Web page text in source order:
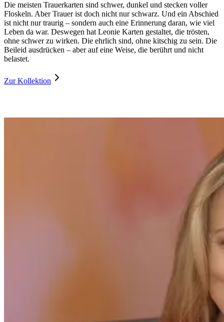
Die meisten Trauerkarten sind schwer, dunkel und stecken voller
Floskeln. Aber Trauer ist doch nicht nur schwarz. Und ein Abschied
ist nicht nur traurig – sondern auch eine Erinnerung daran, wie viel
Leben da war. Deswegen hat Leonie Karten gestaltet, die trösten,
ohne schwer zu wirken. Die ehrlich sind, ohne kitschig zu sein. Die
Beileid ausdrücken – aber auf eine Weise, die berührt und nicht
belastet.
Zur Kollektion